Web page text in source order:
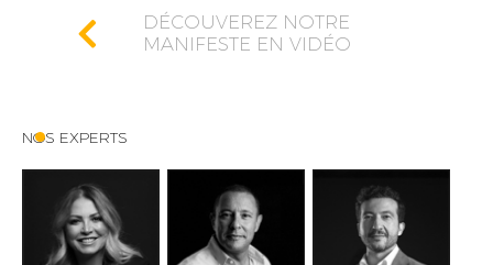
DÉCOUVEREZ NOTRE
MANIFESTE EN VIDÉO
NOS EXPERTS